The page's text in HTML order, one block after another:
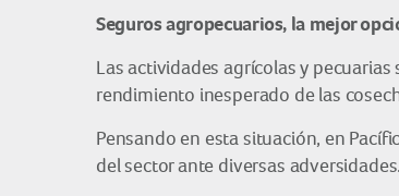
Seguros agropecuarios, la mejor
Las actividades agrícolas y
rendimiento inesperado de las
Pensando en esta situación, en
del sector ante diversas adversidades.